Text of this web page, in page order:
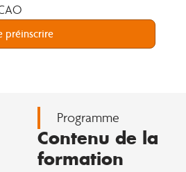
préinscrire
Programme
Contenu de la
formation